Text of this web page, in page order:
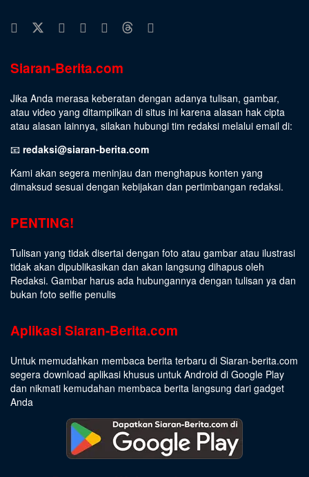
Siaran-Berita.com
Jika Anda merasa keberatan dengan adanya tulisan, gambar,
atau video yang ditampilkan di situs ini karena alasan hak cipta
atau alasan lainnya, silakan hubungi tim redaksi melalui email di:
📧 redaksi@siaran-berita.com
Kami akan segera meninjau dan menghapus konten yang
dimaksud sesuai dengan kebijakan dan pertimbangan redaksi.
PENTING!
Tulisan yang tidak disertai dengan foto atau gambar atau ilustrasi
tidak akan dipublikasikan dan akan langsung dihapus oleh
Redaksi. Gambar harus ada hubungannya dengan tulisan ya dan
bukan foto selfie penulis
Aplikasi Siaran-Berita.com
Untuk memudahkan membaca berita terbaru di Siaran-berita.com
segera download aplikasi khusus untuk Android di Google Play
dan nikmati kemudahan membaca berita langsung dari gadget
Anda